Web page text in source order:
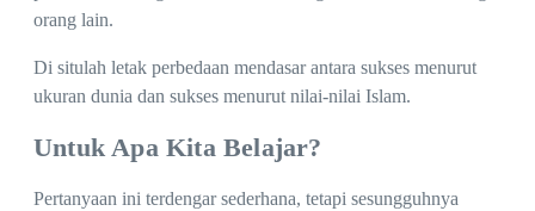
orang lain.
Di situlah letak perbedaan mendasar antara sukses menurut
ukuran dunia dan sukses menurut nilai-nilai Islam.
Untuk Apa Kita Belajar?
Pertanyaan ini terdengar sederhana, tetapi sesungguhnya